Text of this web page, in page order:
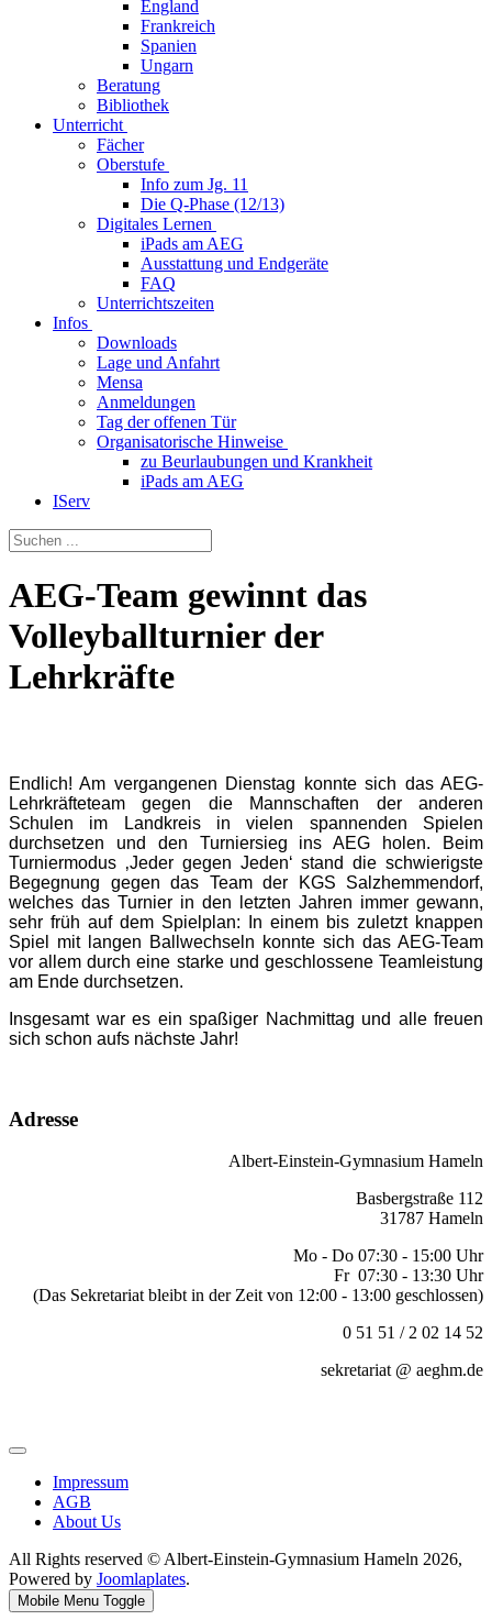
England
Frankreich
Spanien
Ungarn
Beratung
Bibliothek
Unterricht
Fächer
Oberstufe
Info zum Jg. 11
Die Q-Phase (12/13)
Digitales Lernen
iPads am AEG
Ausstattung und Endgeräte
FAQ
Unterrichtszeiten
Infos
Downloads
Lage und Anfahrt
Mensa
Anmeldungen
Tag der offenen Tür
Organisatorische Hinweise
zu Beurlaubungen und Krankheit
iPads am AEG
IServ
AEG-Team gewinnt das
Volleyballturnier der
Lehrkräfte
Endlich! Am vergangenen Dienstag konnte sich das AEG-
Lehrkräfteteam gegen die Mannschaften der anderen
Schulen im Landkreis in vielen spannenden Spielen
durchsetzen und den Turniersieg ins AEG holen. Beim
Turniermodus ‚Jeder gegen Jeden‘ stand die schwierigste
Begegnung gegen das Team der KGS Salzhemmendorf,
welches das Turnier in den letzten Jahren immer gewann,
sehr früh auf dem Spielplan: In einem bis zuletzt knappen
Spiel mit langen Ballwechseln konnte sich das AEG-Team
vor allem durch eine starke und geschlossene Teamleistung
am Ende durchsetzen.
Insgesamt war es ein spaßiger Nachmittag und alle freuen
sich schon aufs nächste Jahr!
Adresse
Albert-Einstein-Gymnasium Hameln
Basbergstraße 112
31787 Hameln
Mo - Do 07:30 - 15:00 Uhr
Fr 07:30 - 13:30 Uhr
(Das Sekretariat bleibt in der Zeit von 12:00 - 13:00 geschlossen)
0 51 51 / 2 02 14 52
sekretariat @ aeghm.de
Impressum
AGB
About Us
All Rights reserved © Albert-Einstein-Gymnasium Hameln 2026,
Powered by Joomlaplates.
Mobile Menu Toggle